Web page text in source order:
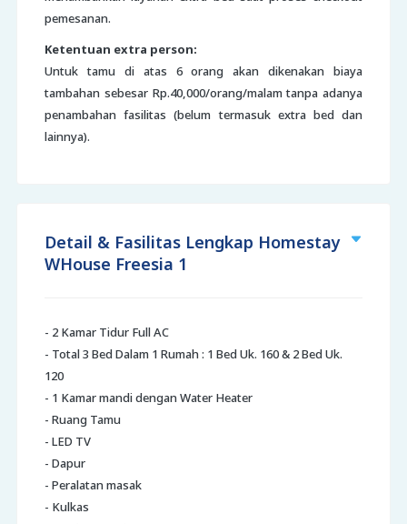
pemesanan.
Ketentuan extra person:
Untuk tamu di atas 6 orang akan dikenakan biaya
tambahan sebesar Rp.40,000/orang/malam tanpa adanya
penambahan fasilitas (belum termasuk extra bed dan
lainnya).
Detail & Fasilitas Lengkap Homestay
WHouse Freesia 1
- 2 Kamar Tidur Full AC
- Total 3 Bed Dalam 1 Rumah : 1 Bed Uk. 160 & 2 Bed Uk.
120
- 1 Kamar mandi dengan Water Heater
- Ruang Tamu
- LED TV
- Dapur
- Peralatan masak
- Kulkas